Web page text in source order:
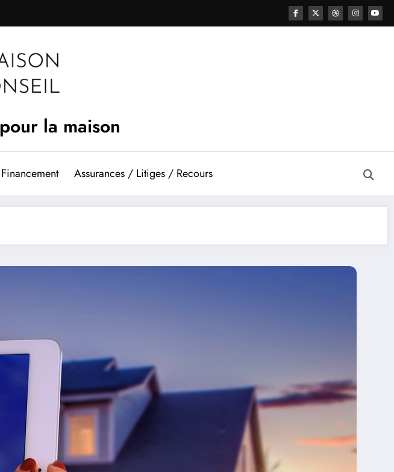
la maison
Financement Assurances / Litiges / Recours